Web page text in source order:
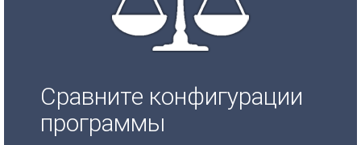
Сравните конфигурации
программы